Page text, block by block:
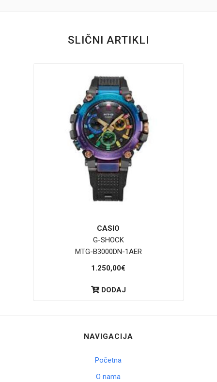
SLIČNI ARTIKLI
CASIO
G-SHOCK
MTG-B3000DN-1AER
1.250,00€
DODAJ
NAVIGACIJA
Početna
O nama